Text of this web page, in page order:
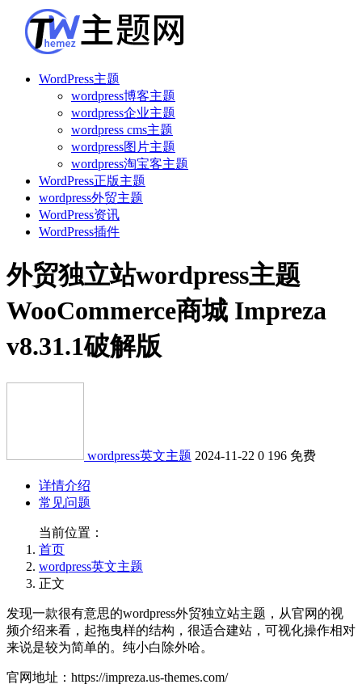
WordPress主题
wordpress博客主题
wordpress企业主题
wordpress cms主题
wordpress图片主题
wordpress淘宝客主题
WordPress正版主题
wordpress外贸主题
WordPress资讯
WordPress插件
外贸独立站wordpress主题
WooCommerce商城 Impreza
v8.31.1破解版
wordpress英文主题 2024-11-22 0 196 免费
详情介绍
常见问题
当前位置：
首页
wordpress英文主题
正文
发现一款很有意思的wordpress外贸独立站主题，从官网的视
频介绍来看，起拖曳样的结构，很适合建站，可视化操作相对
来说是较为简单的。纯小白除外哈。
官网地址：https://impreza.us-themes.com/